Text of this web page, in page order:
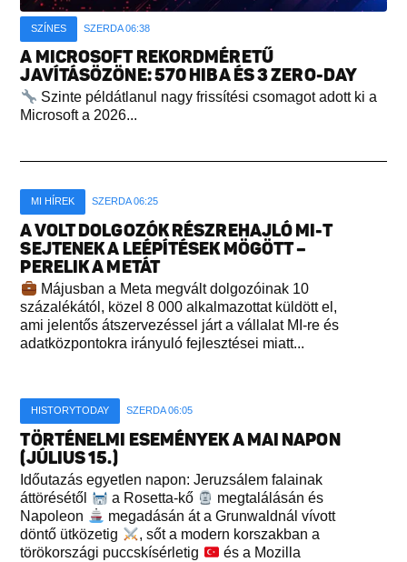
SZÍNES SZERDA 06:38
A MICROSOFT REKORDMÉRETŰ
JAVÍTÁSÖZÖNE: 570 HIBA ÉS 3 ZERO-DAY
Szinte példátlanul nagy frissítési csomagot adott ki a
Microsoft a 2026...
MI HÍREK SZERDA 06:25
A VOLT DOLGOZÓK RÉSZREHAJLÓ MI-T
SEJTENEK A LEÉPÍTÉSEK MÖGÖTT –
PERELIK A METÁT
Májusban a Meta megvált dolgozóinak 10
százalékától, közel 8 000 alkalmazottat küldött el,
ami jelentős átszervezéssel járt a vállalat MI-re és
adatközpontokra irányuló fejlesztései miatt...
HISTORYTODAY SZERDA 06:05
TÖRTÉNELMI ESEMÉNYEK A MAI NAPON
(JÚLIUS 15.)
Időutazás egyetlen napon: Jeruzsálem falainak
áttörésétől
a Rosetta-kő
megtalálásán és
Napoleon
megadásán át a Grunwaldnál vívott
döntő ütközetig
, sőt a modern korszakban a
törökországi puccskísérletig
és a Mozilla